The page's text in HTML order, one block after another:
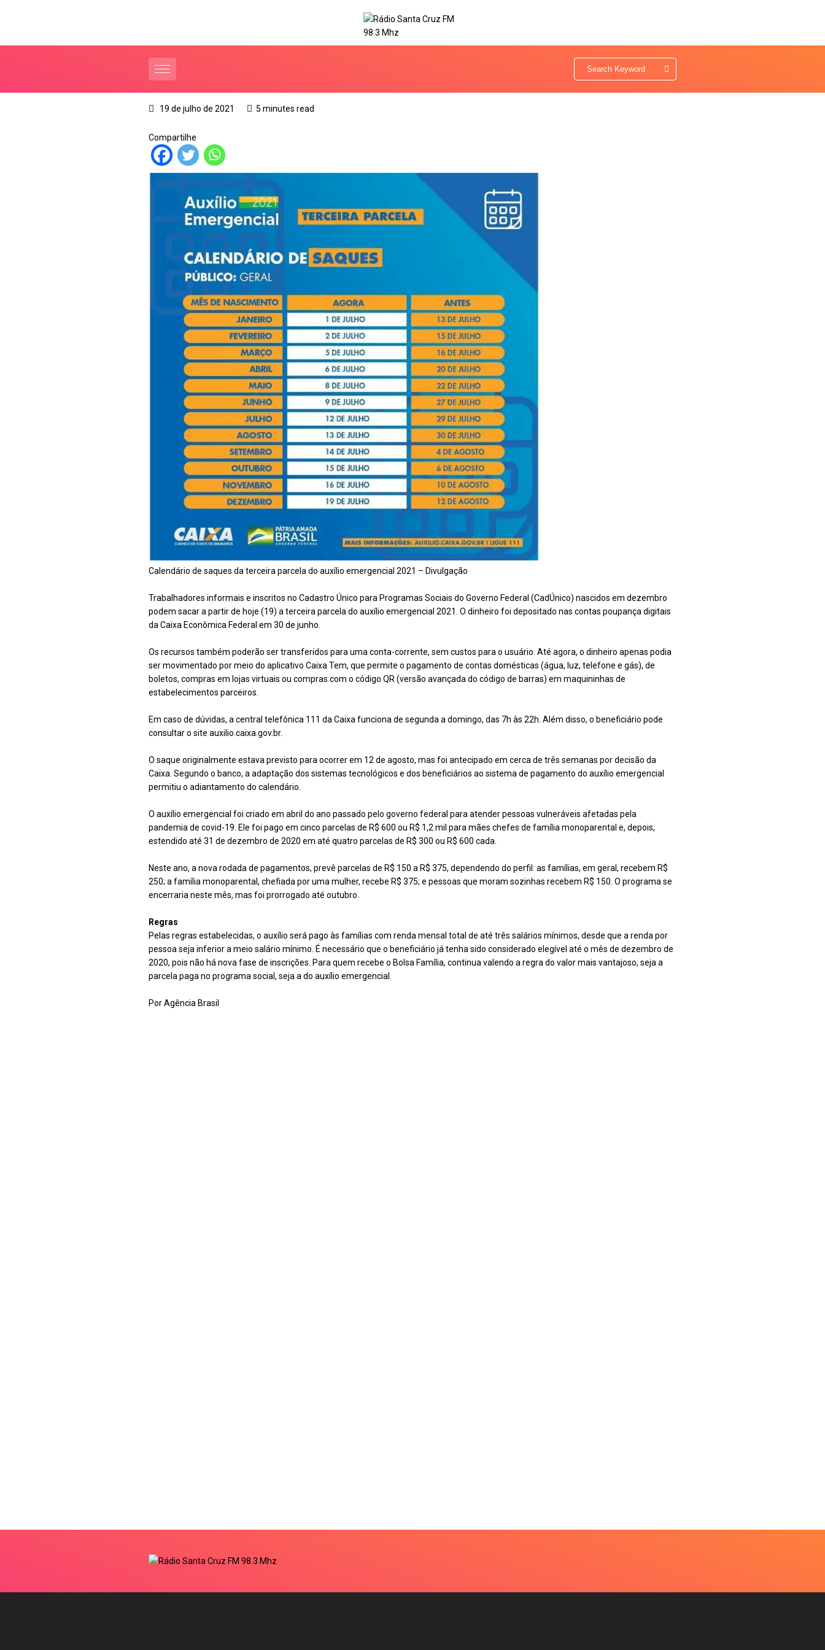
19 de julho de 2021 5 minutes read
Compartilhe
Calendário de saques da terceira parcela do auxílio emergencial 2021 – Divulgação
Trabalhadores informais e inscritos no Cadastro Único para Programas Sociais do Governo Federal (CadÚnico) nascidos em dezembro
podem sacar a partir de hoje (19) a terceira parcela do auxílio emergencial 2021. O dinheiro foi depositado nas contas poupança digitais
da Caixa Econômica Federal em 30 de junho.
Os recursos também poderão ser transferidos para uma conta-corrente, sem custos para o usuário. Até agora, o dinheiro apenas podia
ser movimentado por meio do aplicativo Caixa Tem, que permite o pagamento de contas domésticas (água, luz, telefone e gás), de
boletos, compras em lojas virtuais ou compras com o código QR (versão avançada do código de barras) em maquininhas de
estabelecimentos parceiros.
Em caso de dúvidas, a central telefônica 111 da Caixa funciona de segunda a domingo, das 7h às 22h. Além disso, o beneficiário pode
consultar o site auxilio.caixa.gov.br.
O saque originalmente estava previsto para ocorrer em 12 de agosto, mas foi antecipado em cerca de três semanas por decisão da
Caixa. Segundo o banco, a adaptação dos sistemas tecnológicos e dos beneficiários ao sistema de pagamento do auxílio emergencial
permitiu o adiantamento do calendário.
O auxílio emergencial foi criado em abril do ano passado pelo governo federal para atender pessoas vulneráveis afetadas pela
pandemia de covid-19. Ele foi pago em cinco parcelas de R$ 600 ou R$ 1,2 mil para mães chefes de família monoparental e, depois,
estendido até 31 de dezembro de 2020 em até quatro parcelas de R$ 300 ou R$ 600 cada.
Neste ano, a nova rodada de pagamentos, prevê parcelas de R$ 150 a R$ 375, dependendo do perfil: as famílias, em geral, recebem R$
250; a família monoparental, chefiada por uma mulher, recebe R$ 375; e pessoas que moram sozinhas recebem R$ 150. O programa se
encerraria neste mês, mas foi prorrogado até outubro.
Regras
Pelas regras estabelecidas, o auxílio será pago às famílias com renda mensal total de até três salários mínimos, desde que a renda por
pessoa seja inferior a meio salário mínimo. É necessário que o beneficiário já tenha sido considerado elegível até o mês de dezembro de
2020, pois não há nova fase de inscrições. Para quem recebe o Bolsa Família, continua valendo a regra do valor mais vantajoso, seja a
parcela paga no programa social, seja a do auxílio emergencial.
Por Agência Brasil